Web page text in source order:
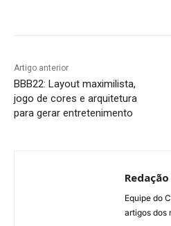
Artigo anterior
BBB22: Layout maximilista,
jogo de cores e arquitetura
para gerar entretenimento
Redação
Equipe do
artigos dos